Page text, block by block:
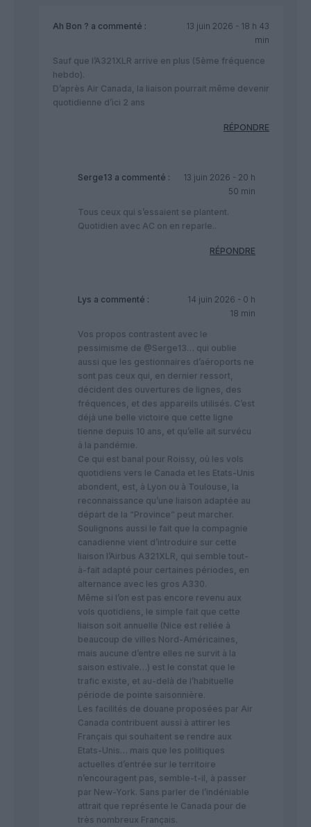
Ah Bon ? a commenté :
13 juin 2026 - 18 h 43
min
Sauf que l’A321XLR arrive en plus (5ème fréquence
hebdo).
D’après Air Canada, la liaison pourrait même devenir
quotidienne d’ici 2 ans
RÉPONDRE
Serge13 a commenté :
13 juin 2026 - 20 h
50 min
Tous ceux qui s’essaient se plantent.
Quotidien avec AC on en reparle..
RÉPONDRE
Lys a commenté :
14 juin 2026 - 0 h
18 min
Vos propos contrastent avec le
pessimisme de @Serge13… qui oublie
aussi que les gestionnaires d’aéroports ne
sont pas ceux qui, en dernier ressort,
décident des ouvertures de lignes, des
fréquences, et des appareils utilisés. C’est
déjà une belle victoire que cette ligne
tienne depuis 10 ans, et qu’elle ait survécu
à la pandémie.
Ce qui est banal pour Roissy, où les vols
quotidiens vers le Canada et les Etats-Unis
abondent, est, à Lyon ou à Toulouse, la
reconnaissance qu’une liaison adaptée au
départ de la “Province” peut marcher.
Soulignons aussi le fait que la compagnie
canadienne vient d’introduire sur cette
liaison l’Airbus A321XLR, qui semble tout-
à-fait adapté pour certaines périodes, en
alternance avec les gros A330.
Même si l’on est pas encore revenu aux
vols quotidiens, le simple fait que cette
liaison soit annuelle (Nice est reliée à
beaucoup de villes Nord-Américaines,
mais aucune d’entre elles ne survit à la
saison estivale…) est le constat que le
trafic existe, et au-delà de l’habituelle
période de pointe saisonnière.
Les facilités de douane proposées par Air
Canada contribuent aussi à attirer les
Français qui souhaitent se rendre aux
Etats-Unis… mais que les politiques
actuelles d’entrée sur le territoire
n’encouragent pas, semble-t-il, à passer
par New-York. Sans parler de l’indéniable
attrait que représente le Canada pour de
très nombreux Français.